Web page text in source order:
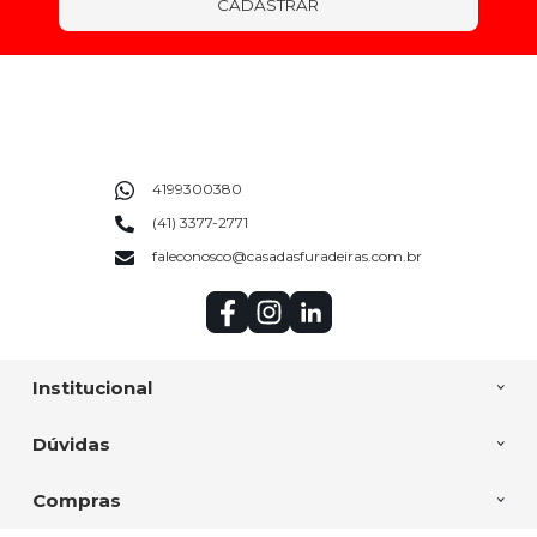
CADASTRAR
Institucional
Dúvidas
Compras
4199300380
(41) 3377-2771
faleconosco@casadasfuradeiras.com.br